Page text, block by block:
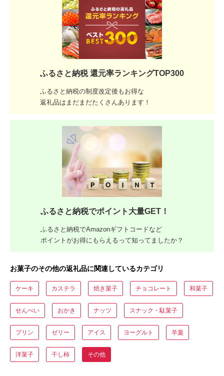
ふるさと納税 還元率ランキングTOP300
ふるさと納税の制度改定後もお得な
返礼品はまだまだたくさんあります！
ふるさと納税でポイント大量GET！
ふるさと納税でAmazonギフトコードなど
ポイントがお得にもらえるって知ってましたか？
お菓子のその他の返礼品に関連しているカテゴリ
ケーキ カステラ 焼き菓子 チョコレート 和菓子
せんべい おかき ナッツ スナック・駄菓子
プリン ゼリー アイス ヨーグルト 羊羹
洋菓子 干し柿 その他